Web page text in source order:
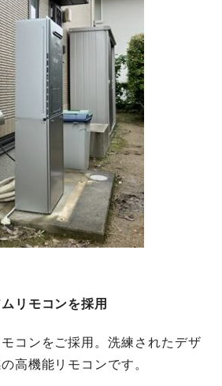
リモコンを採用
コンをご採用。洗練されたデザ
高機能リモコンです。